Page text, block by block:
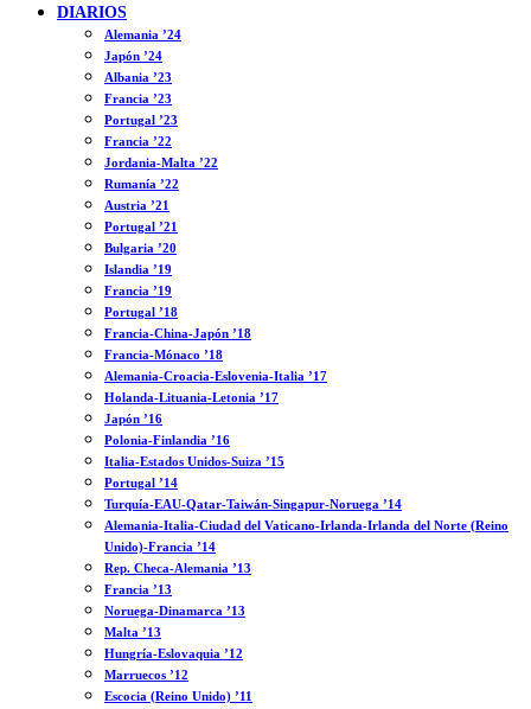
DIARIOS
Alemania ’24
Japón ’24
Albania ’23
Francia ’23
Portugal ’23
Francia ’22
Jordania-Malta ’22
Rumanía ’22
Austria ’21
Portugal ’21
Bulgaria ’20
Islandia ’19
Francia ’19
Portugal ’18
Francia-China-Japón ’18
Francia-Mónaco ’18
Alemania-Croacia-Eslovenia-Italia ’17
Holanda-Lituania-Letonia ’17
Japón ’16
Polonia-Finlandia ’16
Italia-Estados Unidos-Suiza ’15
Portugal ’14
Turquía-EAU-Qatar-Taiwán-Singapur-Noruega ’14
Alemania-Italia-Ciudad del Vaticano-Irlanda-Irlanda del Norte (Reino
Unido)-Francia ’14
Rep. Checa-Alemania ’13
Francia ’13
Noruega-Dinamarca ’13
Malta ’13
Hungría-Eslovaquia ’12
Marruecos ’12
Escocia (Reino Unido) ’11